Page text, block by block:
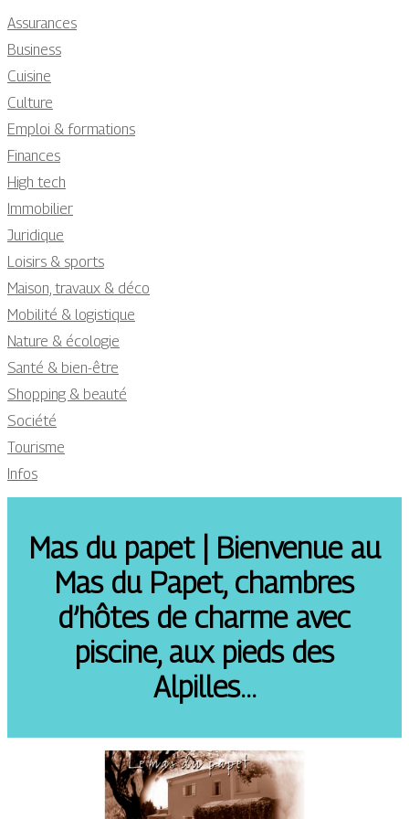
Assurances
Business
Cuisine
Culture
Emploi & formations
Finances
High tech
Immobilier
Juridique
Loisirs & sports
Maison, travaux & déco
Mobilité & logistique
Nature & écologie
Santé & bien-être
Shopping & beauté
Société
Tourisme
Infos
Mas du papet | Bienvenue au
Mas du Papet, chambres
d’hôtes de charme avec
piscine, aux pieds des
Alpilles…